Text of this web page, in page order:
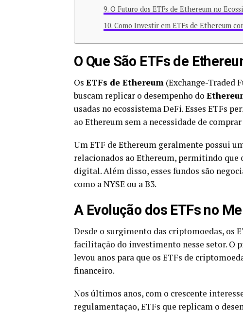
O Futuro dos ETFs de Ethereum no
Como Investir em ETFs de Ethereum
O Que São ETFs de
Os ETFs de Ethereum (Exchange-Traded
buscam replicar o desempenho do
usadas no ecossistema DeFi. Esses ETFs
ao Ethereum sem a necessidade de
Um ETF de Ethereum geralmente possui
relacionados ao Ethereum, permitindo
digital. Além disso, esses fundos são
como a NYSE ou a B3.
A Evolução dos ETFs no
Desde o surgimento das criptomoedas, os
facilitação do investimento nesse setor. O
levou anos para que os ETFs de
financeiro.
Nos últimos anos, com o crescente
regulamentação, ETFs que replicam o